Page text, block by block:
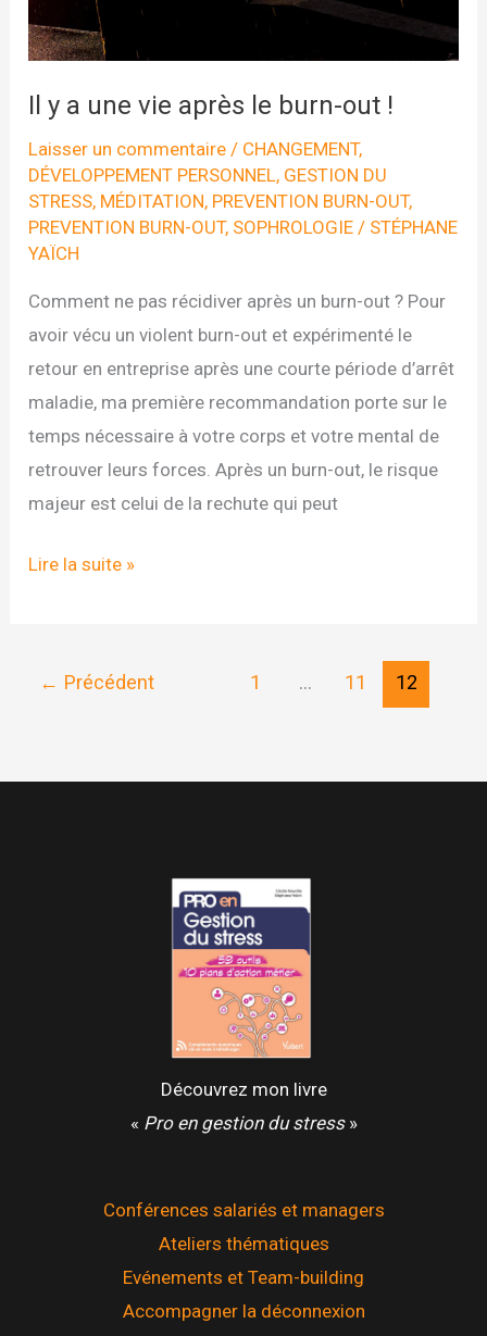
Il y a une vie après le burn-out !
Laisser un commentaire / CHANGEMENT,
DÉVELOPPEMENT PERSONNEL, GESTION DU
STRESS, MÉDITATION, PREVENTION BURN-OUT,
PREVENTION BURN-OUT, SOPHROLOGIE / STÉPHANE
YAÏCH
Comment ne pas récidiver après un burn-out ? Pour
avoir vécu un violent burn-out et expérimenté le
retour en entreprise après une courte période d’arrêt
maladie, ma première recommandation porte sur le
temps nécessaire à votre corps et votre mental de
retrouver leurs forces. Après un burn-out, le risque
majeur est celui de la rechute qui peut
Il
Lire la suite »
← Précédent 1 … 11 12
Découvrez mon livre
« Pro en gestion du stress»
Conférences salariés et managers
Ateliers thématiques
Evénements et Team-building
Accompagner la déconnexion